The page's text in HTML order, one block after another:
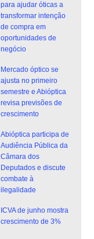
para ajudar óticas a
transformar intenção
de compra em
oportunidades de
negócio
Mercado óptico se
ajusta no primeiro
semestre e Abióptica
revisa previsões de
crescimento
Abióptica participa de
Audiência Pública da
Câmara dos
Deputados e discute
combate à
ilegalidade
ICVA de junho mostra
crescimento de 3%